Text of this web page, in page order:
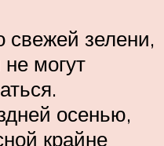
свежей зелени,
могут
осенью,
крайне